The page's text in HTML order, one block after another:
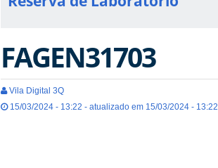
FAGEN31703
Vila Digital 3Q
15/03/2024 - 13:22 - atualizado em 15/03/2024 - 13:22